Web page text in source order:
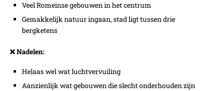
Veel Romeinse gebouwen in het centrum
Gemakkelijk natuur ingaan, stad ligt tussen drie
bergketens
❌ Nadelen:
Helaas wel wat luchtvervuiling
Aanzienlijk wat gebouwen die slecht onderhouden zijn